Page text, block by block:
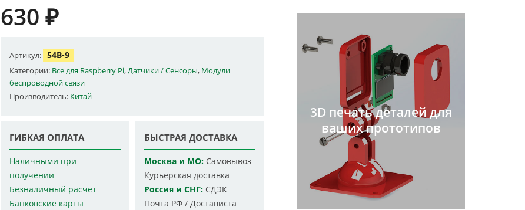
630₽
Артикул: 54B-9
Категории: Все для Raspberry Pi,Датчики / Сенсоры, Модули
беспроводной связи
Производитель: Китай
ГИБКАЯ ОПЛАТА
Наличными при
получении
Безналичный расчет
Банковские карты
БЫСТРАЯ ДОСТАВКА
Москва и МО:Самовывоз
Курьерская доставка
Россия и СНГ:СДЭК
Почта РФ / Достависта
3D печать деталей для
ваших прототипов